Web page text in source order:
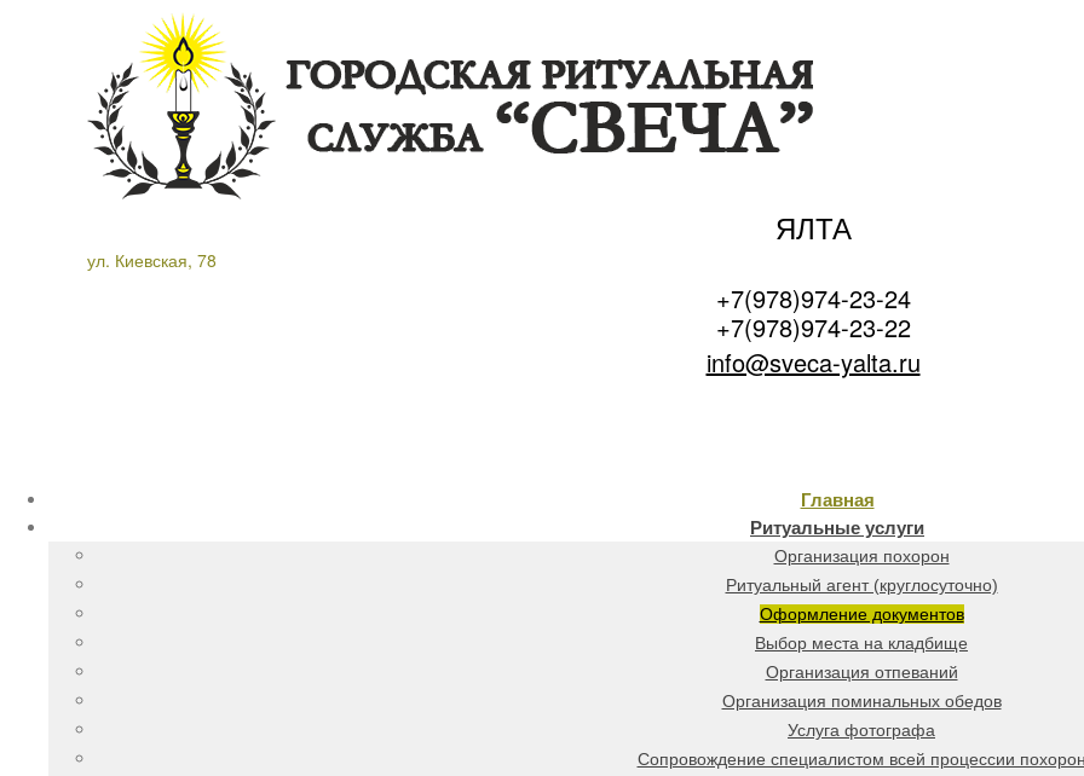
ЯЛТА
ул. Киевская, 78
+7(978)974-23-24
+7(978)974-23-22
info@sveca-yalta.ru
Главная
Ритуальные услуги
Организация похорон
Ритуальный агент (круглосуточно)
Оформление документов
Выбор места на кладбище
Организация отпеваний
Организация поминальных обедов
Услуга фотографа
Сопровождение специалистом всей процессии похорон